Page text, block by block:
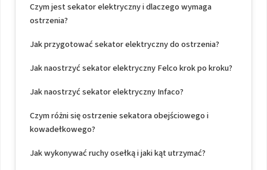
Czym jest sekator elektryczny i dlaczego wymaga
ostrzenia?
Jak przygotować sekator elektryczny do ostrzenia?
Jak naostrzyć sekator elektryczny Felco krok po kroku?
Jak naostrzyć sekator elektryczny Infaco?
Czym różni się ostrzenie sekatora obejściowego i
kowadełkowego?
Jak wykonywać ruchy osełką i jaki kąt utrzymać?